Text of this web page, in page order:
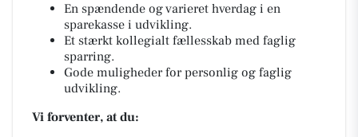
En spændende og varieret hverdag i en
sparekasse i udvikling.
Et stærkt kollegialt fællesskab med faglig
sparring.
Gode muligheder for personlig og faglig
udvikling.
Vi forventer, at du: